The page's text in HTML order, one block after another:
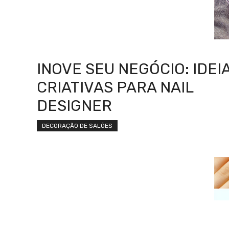
INOVE SEU NEGÓCIO:
CRIATIVAS PARA NAIL
DESIGNER
DECORAÇÃO DE SALÕES